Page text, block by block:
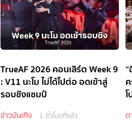
TrueAF 2026 คอนเสิร์ต Week 9
: V11 นะโม ไม่ได้ไปต่อ อดเข้าสู่
รอบชิงแชมป์
ข่าวบันเทิง 1 ชั่วโมงที่แล้ว ด